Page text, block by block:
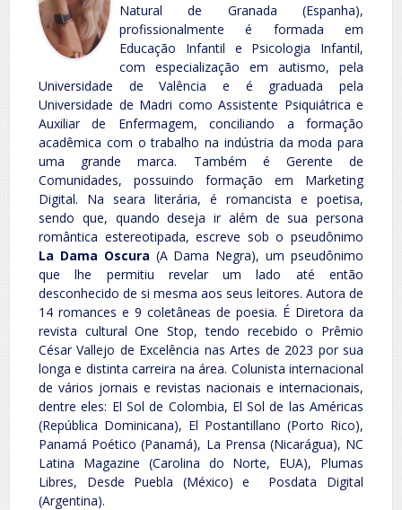
Natural de Granada (Espanha),
profissionalmente é formada em
Educação Infantil e Psicologia Infantil,
com especialização em autismo, pela
Universidade de Valência e é graduada pela
Universidade de Madri como Assistente Psiquiátrica e
Auxiliar de Enfermagem, conciliando a formação
acadêmica com o trabalho na indústria da moda para
uma grande marca. Também é Gerente de
Comunidades, possuindo formação em Marketing
Digital. Na seara literária, é romancista e poetisa,
sendo que, quando deseja ir além de sua persona
romântica estereotipada, escreve sob o pseudônimo
La Dama Oscura (A Dama Negra), um pseudônimo
que lhe permitiu revelar um lado até então
desconhecido de si mesma aos seus leitores. Autora de
14 romances e 9 coletâneas de poesia. É Diretora da
revista cultural One Stop, tendo recebido o Prêmio
César Vallejo de Excelência nas Artes de 2023 por sua
longa e distinta carreira na área. Colunista internacional
de vários jornais e revistas nacionais e internacionais,
dentre eles: El Sol de Colombia, El Sol de las Américas
(República Dominicana), El Postantillano (Porto Rico),
Panamá Poético (Panamá), La Prensa (Nicarágua), NC
Latina Magazine (Carolina do Norte, EUA), Plumas
Libres, Desde Puebla (México) e Posdata Digital
(Argentina).